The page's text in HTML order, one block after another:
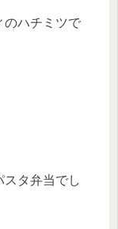
のハチミツで
スタ弁当でし